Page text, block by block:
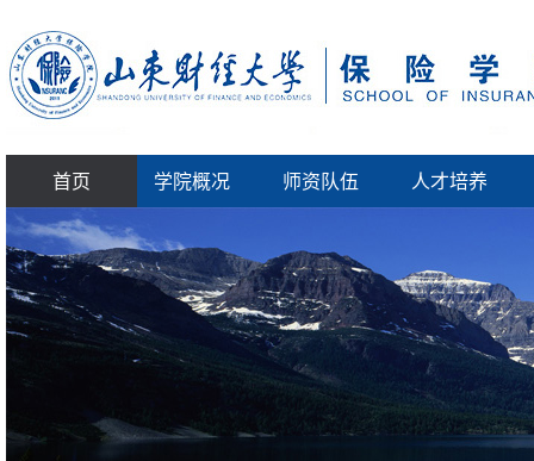
首页 学院概况 师资队伍 人才培养